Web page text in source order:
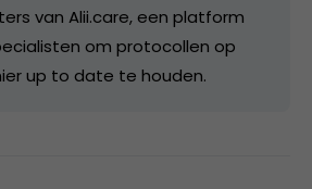
van Alii.care, een platform
om protocollen op
up to date te houden.